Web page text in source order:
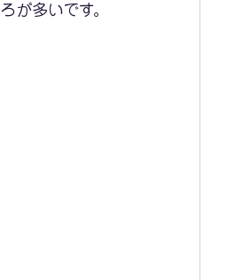
が多いです。